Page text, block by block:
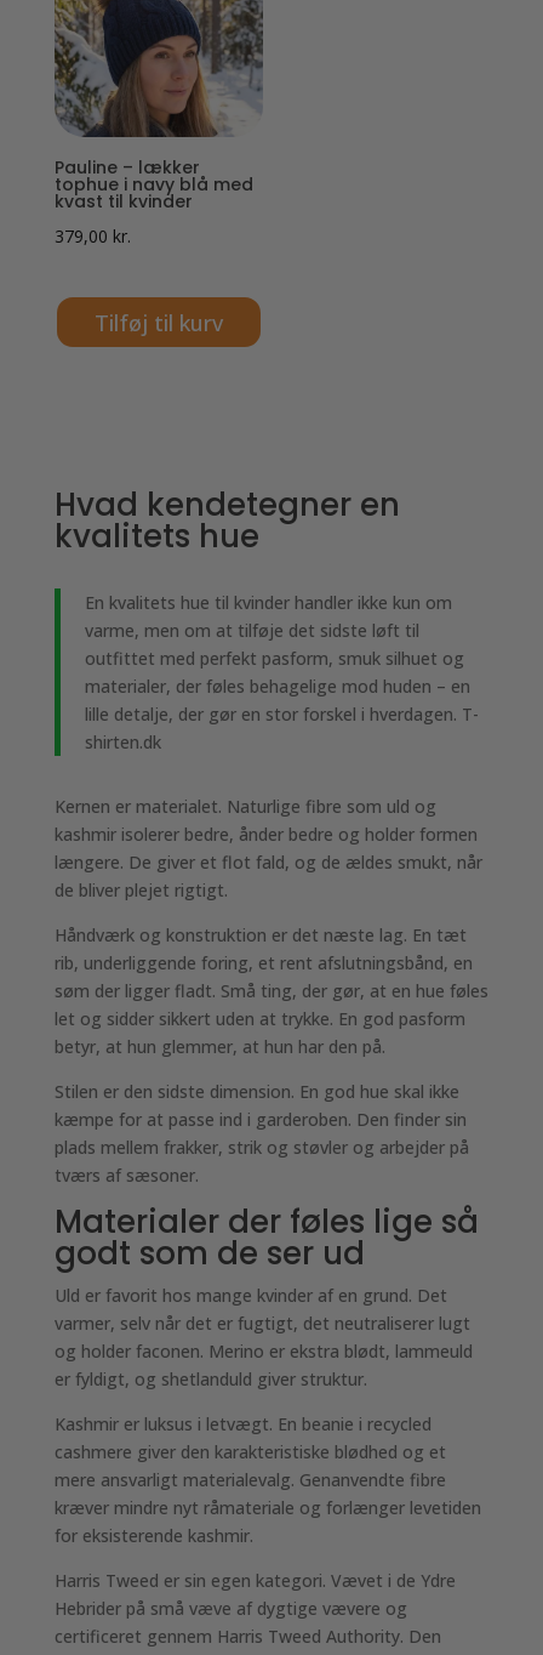
Pauline – lækker
tophue i navy blå med
kvast til kvinder
379,00 kr.
Tilføj til kurv
Hvad kendetegner en
kvalitets hue
En kvalitets hue til kvinder handler ikke kun om
varme, men om at tilføje det sidste løft til
outfittet med perfekt pasform, smuk silhuet og
materialer, der føles behagelige mod huden – en
lille detalje, der gør en stor forskel i hverdagen. T-
shirten.dk
Kernen er materialet. Naturlige fibre som uld og
kashmir isolerer bedre, ånder bedre og holder formen
længere. De giver et flot fald, og de ældes smukt, når
de bliver plejet rigtigt.
Håndværk og konstruktion er det næste lag. En tæt
rib, underliggende foring, et rent afslutningsbånd, en
søm der ligger fladt. Små ting, der gør, at en hue føles
let og sidder sikkert uden at trykke. En god pasform
betyr, at hun glemmer, at hun har den på.
Stilen er den sidste dimension. En god hue skal ikke
kæmpe for at passe ind i garderoben. Den finder sin
plads mellem frakker, strik og støvler og arbejder på
tværs af sæsoner.
Materialer der føles lige så
godt som de ser ud
Uld er favorit hos mange kvinder af en grund. Det
varmer, selv når det er fugtigt, det neutraliserer lugt
og holder faconen. Merino er ekstra blødt, lammeuld
er fyldigt, og shetlanduld giver struktur.
Kashmir er luksus i letvægt. En beanie i recycled
cashmere giver den karakteristiske blødhed og et
mere ansvarligt materialevalg. Genanvendte fibre
kræver mindre nyt råmateriale og forlænger levetiden
for eksisterende kashmir.
Harris Tweed er sin egen kategori. Vævet i de Ydre
Hebrider på små væve af dygtige vævere og
certificeret gennem Harris Tweed Authority. Den